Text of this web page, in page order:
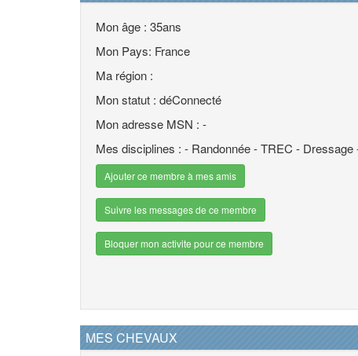
Mon âge : 35ans
Mon Pays: France
Ma région :
Mon statut : déConnecté
Mon adresse MSN : -
Mes disciplines : - Randonnée - TREC - Dressage
Ajouter ce membre à mes amis
Suivre les messages de ce membre
Bloquer mon activite pour ce membre
MES CHEVAUX